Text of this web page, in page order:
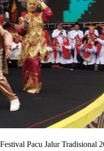
Pacu Jalur Tradisional